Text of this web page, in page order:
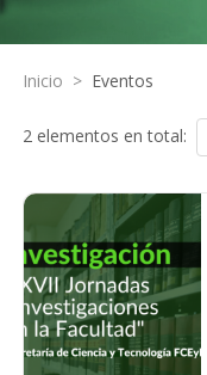
Inicio > Eventos
2 elementos en total: